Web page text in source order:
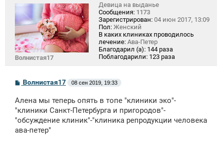
Волнистая17
Девица на выданье
Сообщения: 1173
Зарегистрирован: 04 июн 2017, 13:09
Пол: Женский
В каких клиниках проводилось
лечение: Ава-Петер
Благодарил (а): 144 раза
Поблагодарили: 123 раза
С
о
б
щ
н
и
Волнистая17 08 сен 2019, 19:33
Алена мы теперь опять в топе "клиники эко"-
"клиники Санкт-Петербурга и пригородов"-
"обсуждение клиник"-"клиника репродукции человека
ава-петер"